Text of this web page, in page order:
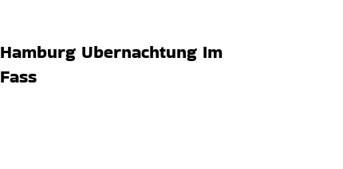
Hamburg Ubernachtung Im
Fass